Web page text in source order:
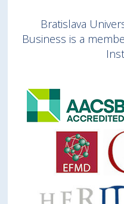
Bratislava
Business is a